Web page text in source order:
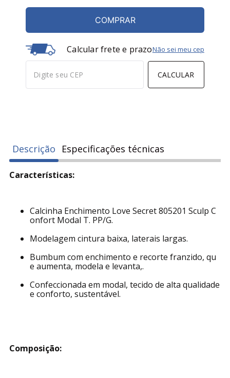
COMPRAR
Calcular frete e prazo
CALCULAR
Não sei meu cep
Descrição Especificações técnicas
Características:
Calcinha Enchimento Love Secret 805201 Sculp C
onfort Modal T. PP/G.
Modelagem cintura baixa, laterais largas.
Bumbum com enchimento e recorte franzido, qu
e aumenta, modela e levanta,.
Confeccionada em modal, tecido de alta qualidade
e conforto, sustentável.
Composição: